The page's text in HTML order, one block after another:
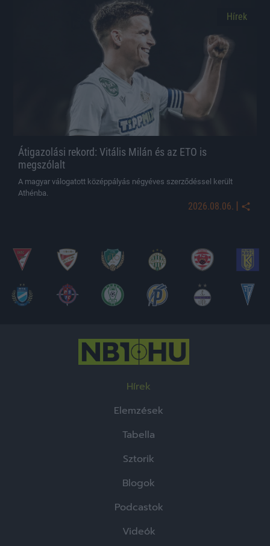
Hírek
Átigazolási rekord: Vitális Milán és az ETO is
megszólalt
A magyar válogatott középpályás négyéves szerződéssel került
Athénba.
2026.08.06. |
Hírek
Elemzések
Tabella
Sztorik
Blogok
Podcastok
Videók